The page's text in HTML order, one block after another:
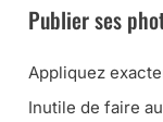
Publier ses
Appliquez
Inutile de faire